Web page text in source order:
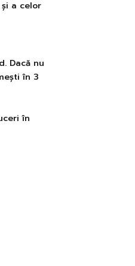
a celor
Dacă nu
în 3
în